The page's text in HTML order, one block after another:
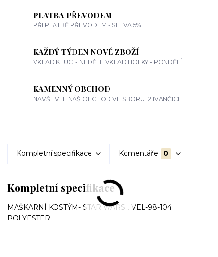
PLATBA PŘEVODEM
PŘI PLATBĚ PŘEVODEM - SLEVA 5%
KAŽDÝ TÝDEN NOVÉ ZBOŽÍ
VKLAD KLUCI - NEDĚLE VKLAD HOLKY - PONDĚLÍ
KAMENNÝ OBCHOD
NAVŠTIVTE NÁŠ OBCHOD VE SBORU 12 IVANČICE
Kompletní specifikace Komentáře 0
Kompletní specifikace
MAŠKARNÍ KOSTÝM- STAR WARS... VEL-98-104
POLYESTER